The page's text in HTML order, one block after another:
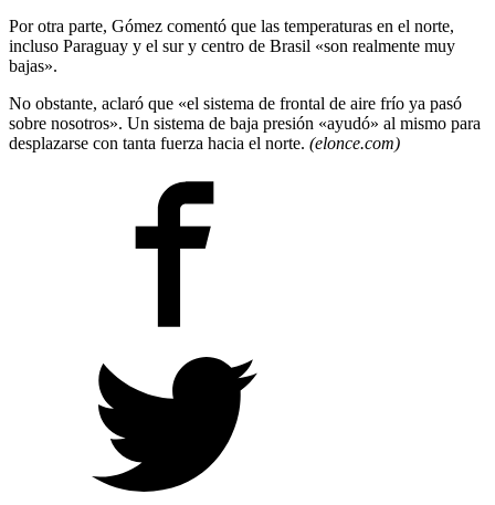
Por otra parte, Gómez comentó que las temperaturas en el norte,
incluso Paraguay y el sur y centro de Brasil «son realmente muy
bajas».
No obstante, aclaró que «el sistema de frontal de aire frío ya pasó
sobre nosotros». Un sistema de baja presión «ayudó» al mismo para
desplazarse con tanta fuerza hacia el norte. (elonce.com)